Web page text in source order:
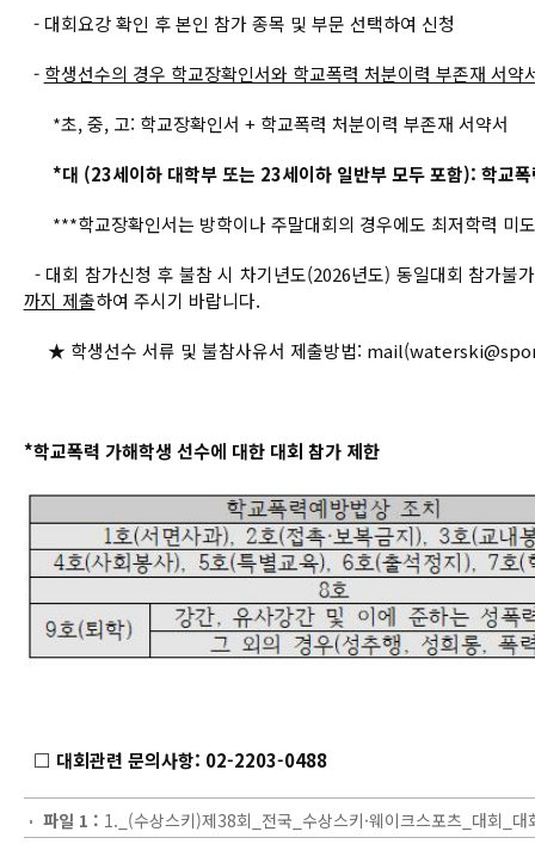
- 대회요강 확인 후 본인 참가 종목 및 부문 선택하여 신청
- 학생선수의 경우 학교장확인서와 학교폭력 처분이력 부존재 서약
*초, 중, 고: 학교장확인서 + 학교폭력 처분이력 부존재 서약서
*대 (23세이하 대학부 또는 23세이하 일반부 모두 포함): 학교
***학교장확인서는 방학이나 주말대회의 경우에도 최저학력 미
- 대회 참가신청 후 불참 시 차기년도(2026년도) 동일대회 참가불
까지 제출하여 주시기 바랍니다.
★ 학생선수 서류 및 불참사유서 제출방법:
*학교폭력 가해학생 선수에 대한 대회 참가 제한
□ 대회관련 문의사항: 02-2203-0488
파일 1 : 1._(수상스키)제38회_전국_수상스키·웨이크스포츠_대회_